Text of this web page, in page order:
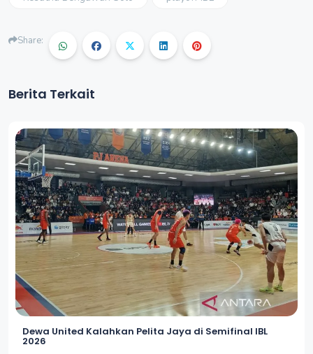
Share:
Berita Terkait
Dewa United Kalahkan Pelita Jaya di Semifinal IBL
2026